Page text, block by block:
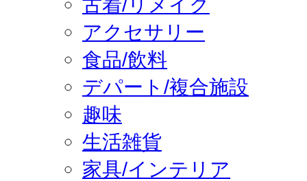
アクセサリー
食品/飲料
デパート/複合施設
趣味
生活雑貨
家具/インテリア